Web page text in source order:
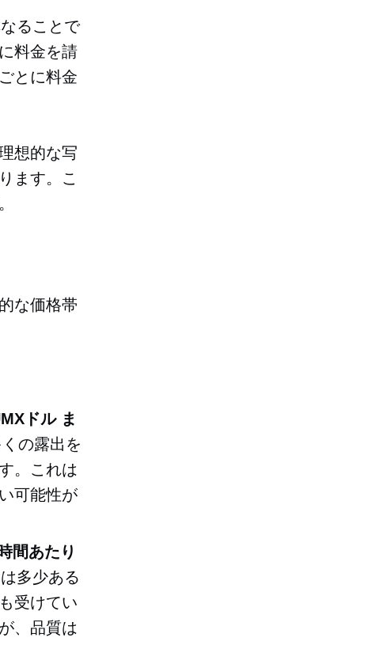
ることで
料金を請
とに料金
想的な写
ます。こ
な価格帯
ドルま
の露出を
。これは
可能性が
間あたり
多少ある
受けてい
、品質は